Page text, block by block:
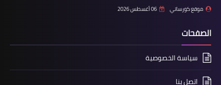
موقع كورساتي 06 أغسطس 2026
الصفحات
سياسة الخصوصية
اتصل بنا